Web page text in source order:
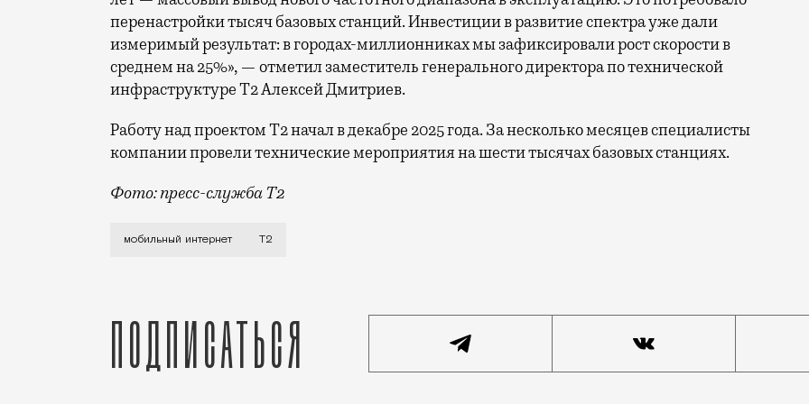
перенастройки тысяч базовых станций. Инвестиции в развитие спектра уже дали
измеримый результат: в городах-миллионниках мы зафиксировали рост скорости в
среднем на 25%», — отметил заместитель генерального директора по технической
инфраструктуре Т2 Алексей Дмитриев.
Работу над проектом Т2 начал в декабре 2025 года. За несколько месяцев специалисты
компании провели технические мероприятия на шести тысячах базовых станциях.
Фото: пресс-служба Т2
Мобильный оператор Т2 завершил работы по увеличению скорости интернета в регионах.
мобильный интернет Т2
Подписаться